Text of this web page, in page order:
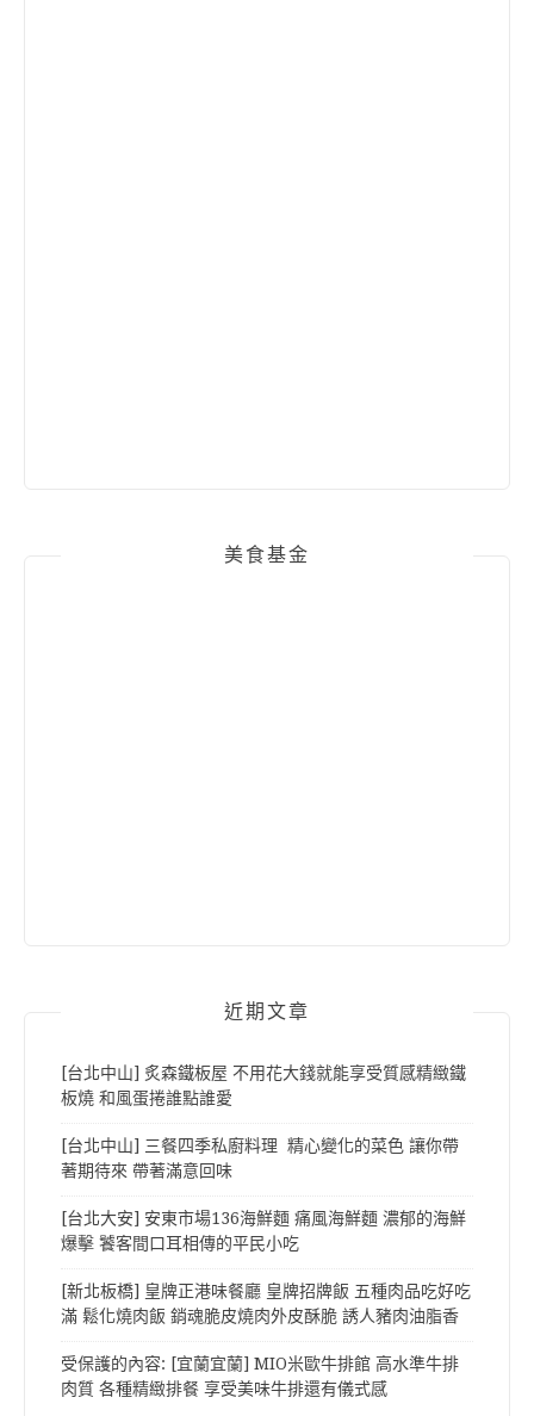
美食基金
近期文章
[台北中山] 炙森鐵板屋 不用花大錢就能享受質感精緻鐵
板燒 和風蛋捲誰點誰愛
[台北中山] 三餐四季私廚料理 精心變化的菜色 讓你帶
著期待來 帶著滿意回味
[台北大安] 安東市場136海鮮麵 痛風海鮮麵 濃郁的海鮮
爆擊 饕客間口耳相傳的平民小吃
[新北板橋] 皇牌正港味餐廳 皇牌招牌飯 五種肉品吃好吃
滿 鬆化燒肉飯 銷魂脆皮燒肉外皮酥脆 誘人豬肉油脂香
受保護的內容: [宜蘭宜蘭] MIO米歐牛排館 高水準牛排
肉質 各種精緻排餐 享受美味牛排還有儀式感